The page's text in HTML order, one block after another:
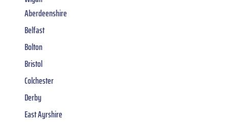
Aberdeenshire
Belfast
Bolton
Bristol
Colchester
Derby
East Ayrshire